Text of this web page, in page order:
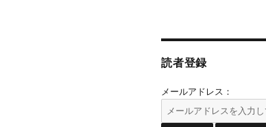
読者登録
メールアドレス：